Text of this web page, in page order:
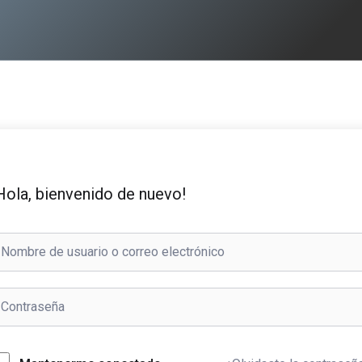
bienvenido de nuevo!